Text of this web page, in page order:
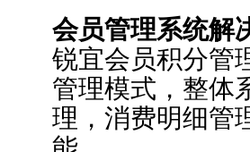
会员管理系统解
锐宜会员积分管
管理模式，整体
理，消费明细管